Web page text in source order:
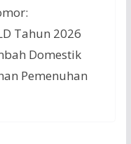
Tahun 2026
Domestik
Pemenuhan